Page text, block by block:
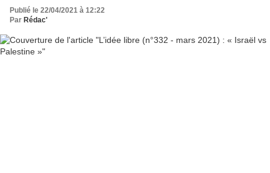
Publié le 22/04/2021 à 12:22
Par Rédac'